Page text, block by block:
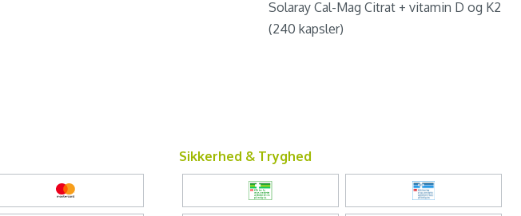
Solaray Cal-Mag Citrat + vitamin D og K2
(240 kapsler)
Sikkerhed & Tryghed